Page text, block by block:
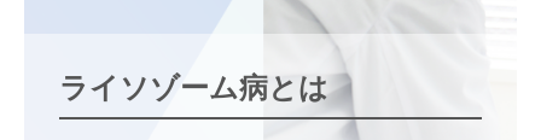
疾患情報
ライソゾーム病とは